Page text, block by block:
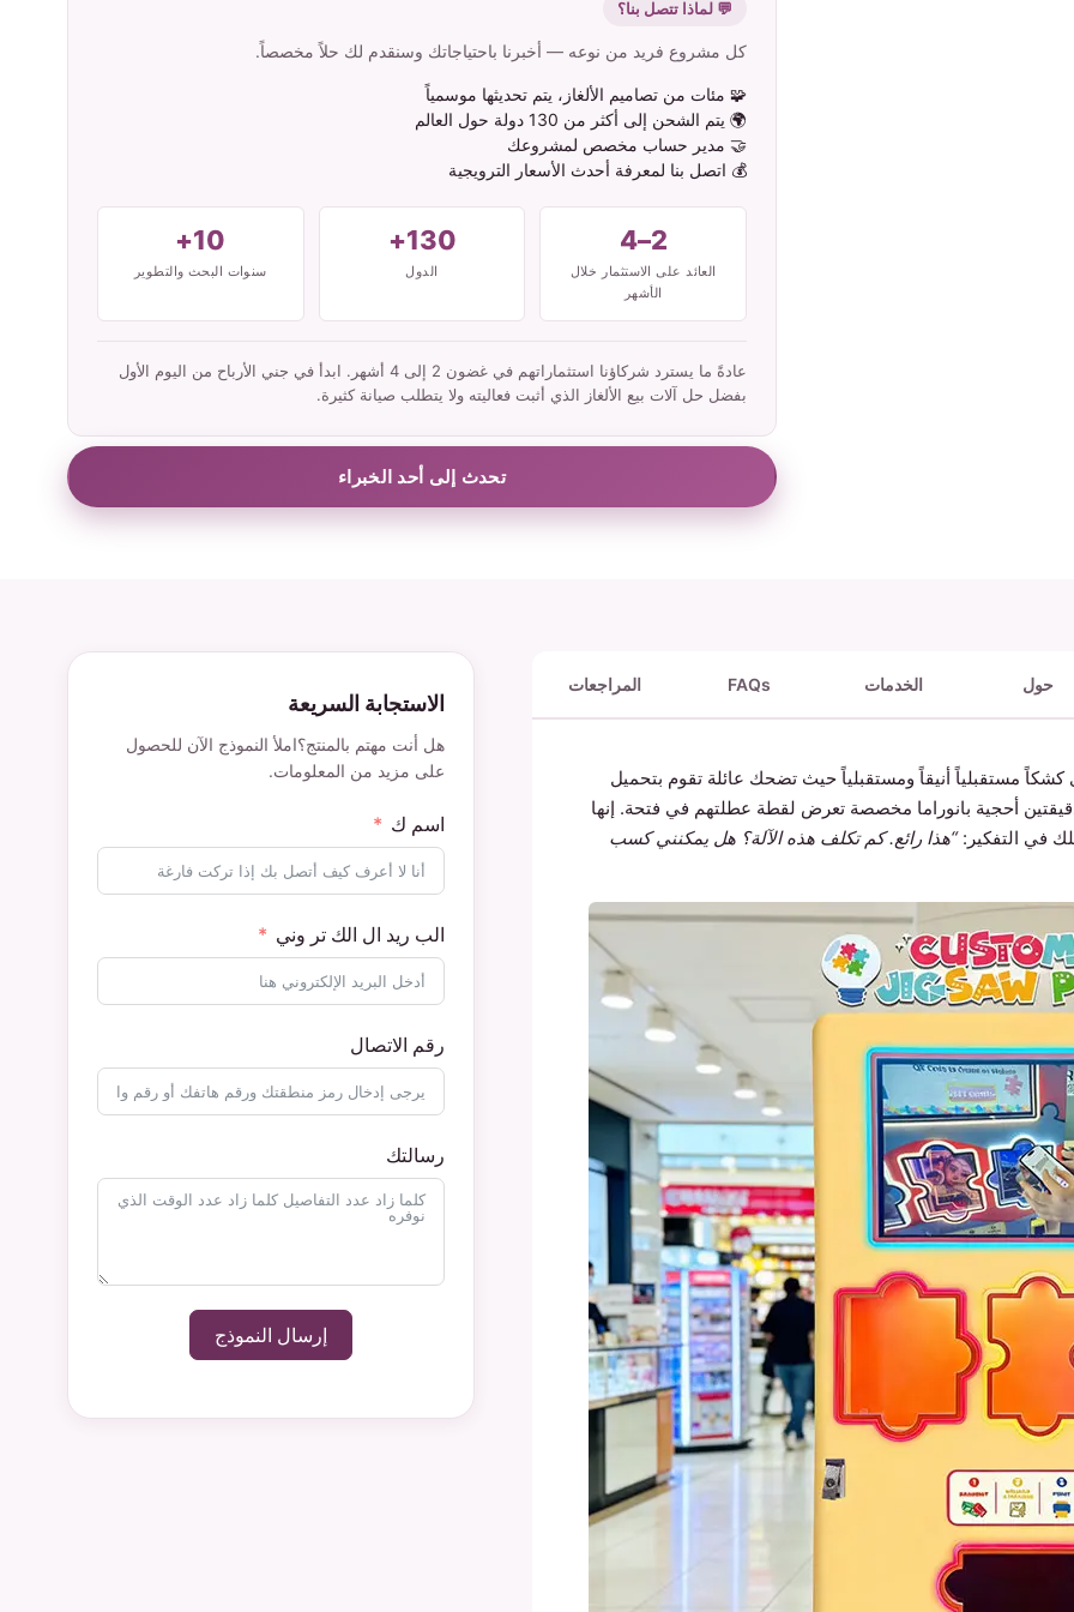
💬 لماذا تتصل بنا؟
كل مشروع فريد من نوعه — أخبرنا باحتياجاتك وسنقدم لك حلاً مخصصاً.
🧩 مئات من تصاميم الألغاز، يتم تحديثها موسمياً
🌍 يتم الشحن إلى أكثر من 130 دولة حول العالم
🤝 مدير حساب مخصص لمشروعك
💰 اتصل بنا لمعرفة أحدث الأسعار الترويجية
2–4
العائد على الاستثمار خلال
الأشهر
130+
الدول
10+
سنوات البحث والتطوير
عادةً ما يسترد شركاؤنا استثماراتهم في غضون 2 إلى 4 أشهر. ابدأ في جني الأرباح من اليوم الأول
بفضل حل آلات بيع الألغاز الذي أثبت فعاليته ولا يتطلب صيانة كثيرة.
تحدث إلى أحد الخبراء
حول الخدمات FAQs المراجعات
مستقبلياً أنيقاً ومستقبلياً حيث تضحك عائلة تقوم بتحميل
أحجية بانوراما مخصصة تعرض لقطة عطلتهم في فتحة. إنها
في التفكير:“هذا رائع. كم تكلف هذه الآلة؟ هل يمكنني كسب
الاستجابة السريعة
هل أنت مهتم بالمنتج؟املأ النموذج الآن للحصول
على مزيد من المعلومات.
اسم ك
الب ريد ال الك تر وني
رقم الاتصال
رسالتك
إرسال النموذج